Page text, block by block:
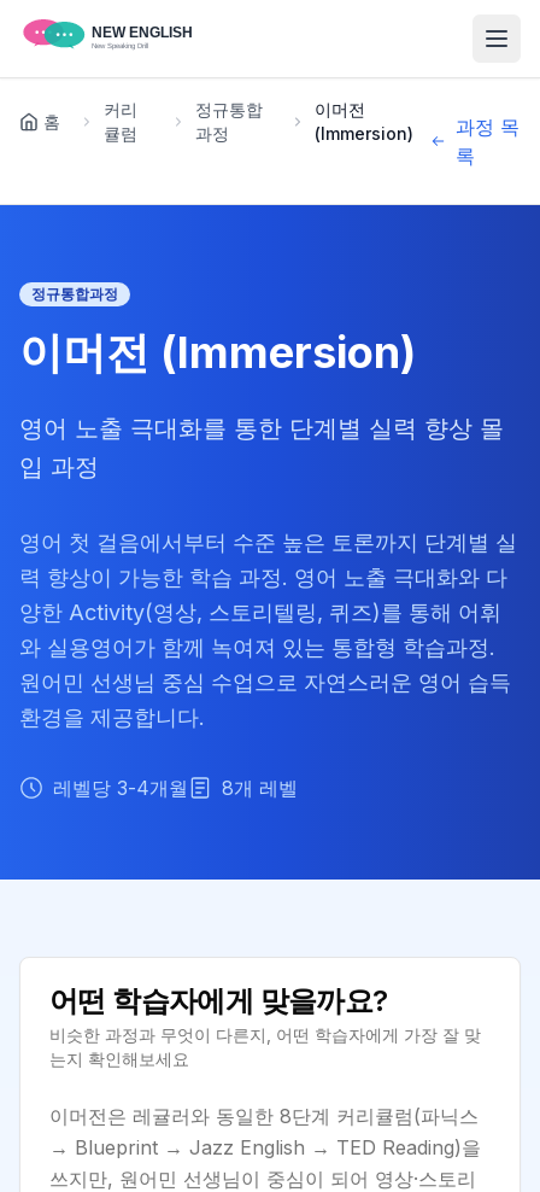
홈
커리
큘럼
정규통합
과정
이머전
(Immersion)
과정 목
록
정규통합과정
이머전 (Immersion)
영어 노출 극대화를 통한 단계별 실력 향상 몰
입 과정
영어 첫 걸음에서부터 수준 높은 토론까지 단계별 실
력 향상이 가능한 학습 과정. 영어 노출 극대화와 다
양한 Activity(영상, 스토리텔링, 퀴즈)를 통해 어휘
와 실용영어가 함께 녹여져 있는 통합형 학습과정.
원어민 선생님 중심 수업으로 자연스러운 영어 습득
환경을 제공합니다.
레벨당 3-4개월 8개 레벨
어떤 학습자에게 맞을까요?
비슷한 과정과 무엇이 다른지, 어떤 학습자에게 가장 잘 맞
는지 확인해보세요
이머전은 레귤러와 동일한 8단계 커리큘럼(파닉스
→ Blueprint → Jazz English → TED Reading)을
쓰지만, 원어민 선생님이 중심이 되어 영상·스토리